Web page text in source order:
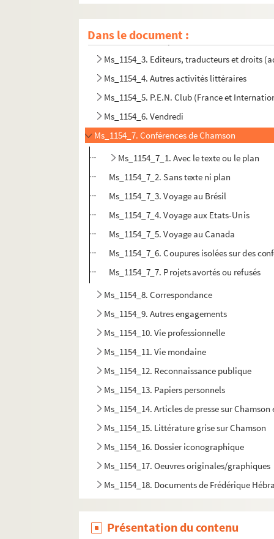
Dans le document :
Ms_1154_1. Oeuvre écrite
Ms_1154_2. Non publié
Ms_1154_3. Editeurs, traducteurs et droits
Ms_1154_4. Autres activités littéraires
Ms_1154_5. P.E.N. Club (France et
Ms_1154_6. Vendredi
Ms_1154_7. Conférences de Chamson
Ms_1154_7_1. Avec le texte ou le plan
Ms_1154_7_2. Sans texte ni plan
Ms_1154_7_3. Voyage au Brésil
Ms_1154_7_4. Voyage aux Etats-Unis
Ms_1154_7_5. Voyage au Canada
Ms_1154_7_6. Coupures isolées sur des
Ms_1154_7_7. Projets avortés ou refusés
Ms_1154_8. Correspondance
Ms_1154_9. Autres engagements
Ms_1154_10. Vie professionnelle
Ms_1154_11. Vie mondaine
Ms_1154_12. Reconnaissance publique
Ms_1154_13. Papiers personnels
Ms_1154_14. Articles de presse sur
Ms_1154_15. Littérature grise sur Chamson
Ms_1154_16. Dossier iconographique
Ms_1154_17. Oeuvres originales/graphiques
Ms_1154_18. Documents de Frédérique
Présentation du contenu